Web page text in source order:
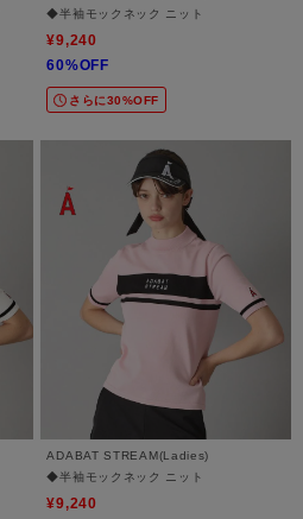
◆半袖モックネック ニット
¥9,240
60%OFF
さらに30%OFF
ADABAT STREAM(Ladies)
◆半袖モックネック ニット
¥9,240